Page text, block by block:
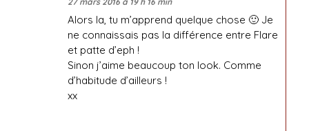
Alors la, tu m’apprend quelque chose 🙂 Je
ne connaissais pas la différence entre Flare
et patte d’eph !
Sinon j’aime beaucoup ton look. Comme
d’habitude d’ailleurs !
xx